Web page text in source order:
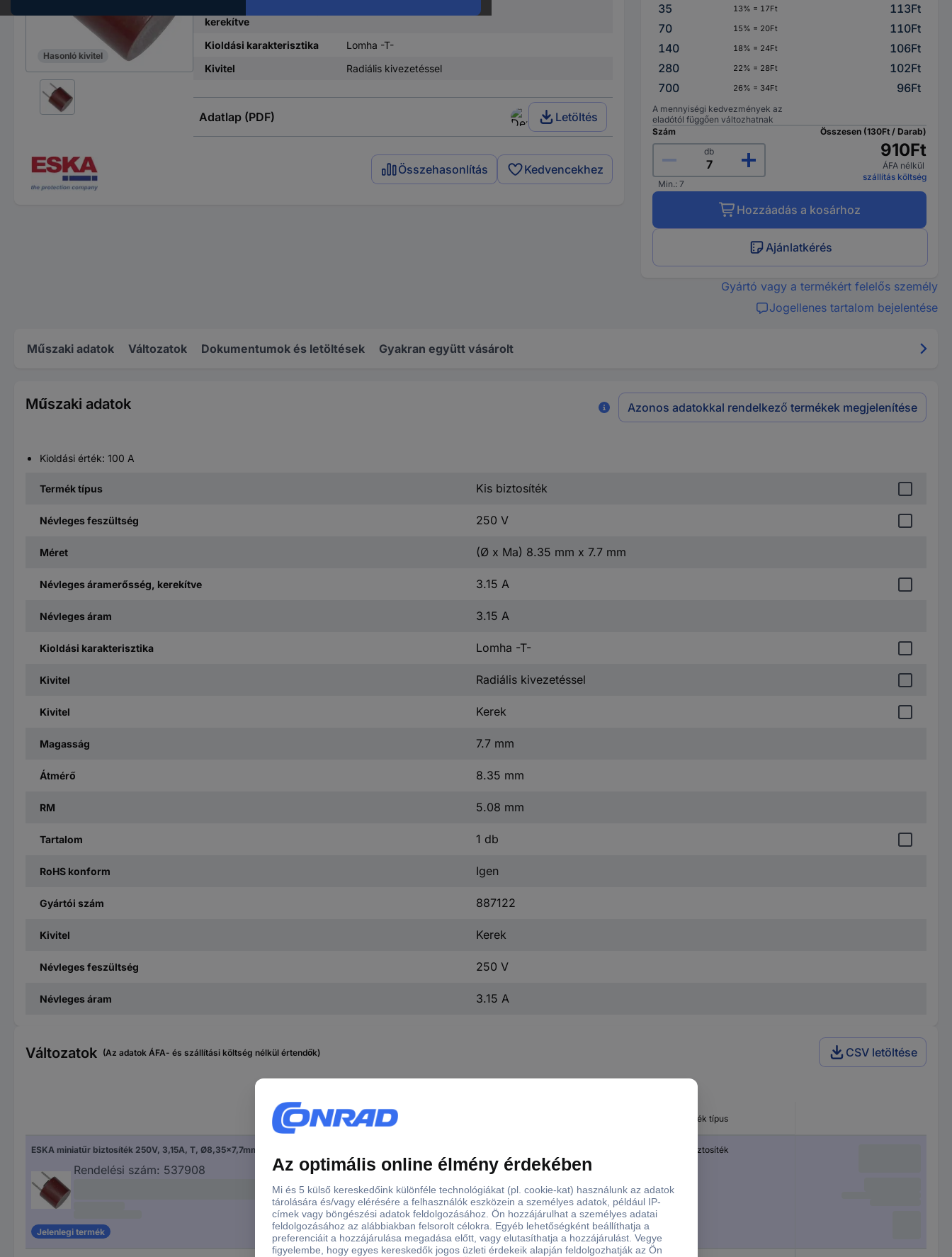
Hasonló kivitel
kerekítve
Kioldási karakterisztika
Lomha -T-
Kivitel
Radiális kivezetéssel
Adatlap (PDF) Letöltés
Összehasonlítás Kedvencekhez
35
13% = 17Ft
113Ft
70
15% = 20Ft
110Ft
140
18% = 24Ft
106Ft
280
22% = 28Ft
102Ft
700
26% = 34Ft 96Ft
A mennyiségi kedvezmények az
eladótól függően változhatnak
Szám
db
Min.: 7
Összesen (130Ft / Darab)
910Ft
ÁFA nélkül
szállítás költség
Hozzáadás a kosárhoz
Ajánlatkérés
Gyártó vagy a termékért felelős személy
Jogellenes tartalom bejelentése
Műszaki adatok Változatok Dokumentumok és letöltések Gyakran együtt vásárolt
Műszaki adatok Azonos adatokkal rendelkező termékek megjelenítése
Kioldási érték: 100 A
Termék típus Kis biztosíték
Névleges feszültség 250 V
Méret (Ø x Ma) 8.35 mm x 7.7 mm
Névleges áramerősség, kerekítve 3.15 A
Névleges áram 3.15 A
Kioldási karakterisztika Lomha -T-
Kivitel Radiális kivezetéssel
Kivitel Kerek
Magasság 7.7 mm
Átmérő 8.35 mm
RM 5.08 mm
Tartalom 1 db
RoHS konform Igen
Gyártói szám 887122
Kivitel Kerek
Névleges feszültség 250 V
Névleges áram 3.15 A
Változatok (Az adatok ÁFA- és szállítási költség nélkül értendők) CSV letöltése
Névleges áramerősség,
kerekítve
Termék típus
Rendelési szám: 537908
Jelenlegi termék
Kis biztosíték